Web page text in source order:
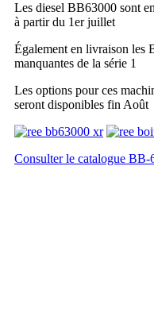
Les diesel BB63000 sont
à partir du 1er juillet
Également en livraison les
manquantes de la série 1
Les options pour ces
seront disponibles fin Août
Consulter le catalogue